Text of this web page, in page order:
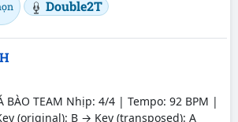
Double2T
BÀO TEAM Nhịp: 4/4 | Tempo: 92 BPM |
(original): B → Key (transposed): A